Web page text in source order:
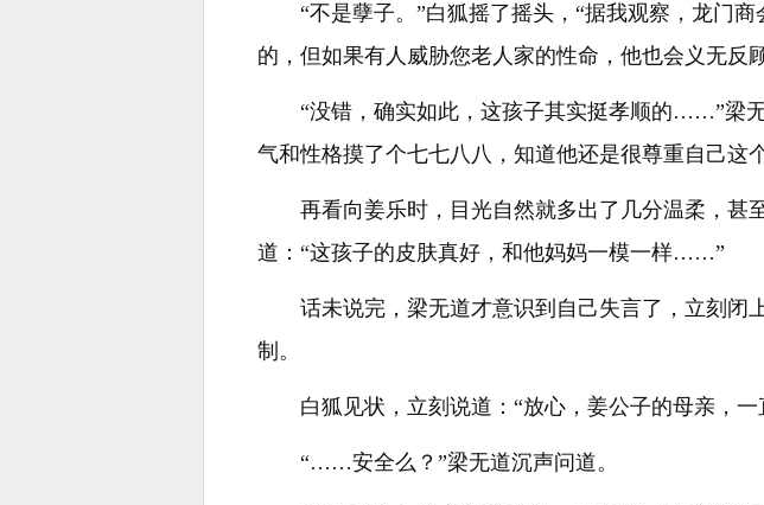
“不是孽子。”白狐摇了摇头，“据我观察，龙门
的，但如果有人威胁您老人家的性命，他也会义无反
“没错，确实如此，这孩子其实挺孝顺的……”梁
气和性格摸了个七七八八，知道他还是很尊重自己这
再看向姜乐时，目光自然就多出了几分温柔，甚
道：“这孩子的皮肤真好，和他妈妈一模一样……”
话未说完，梁无道才意识到自己失言了，立刻闭
制。
白狐见状，立刻说道：“放心，姜公子的母亲，
“……安全么？”梁无道沉声问道。